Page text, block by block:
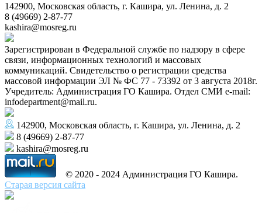
142900, Московская область, г. Кашира, ул. Ленина, д. 2
8 (49669) 2-87-77
kashira@mosreg.ru
Зарегистрирован в Федеральной службе по надзору в сфере
связи, информационных технологий и массовых
коммуникаций. Свидетельство о регистрации средства
массовой информации ЭЛ № ФС 77 - 73392 от 3 августа 2018г.
Учредитель: Администрация ГО Кашира. Отдел СМИ e-mail:
infodepartment@mail.ru.
142900, Московская область, г. Кашира, ул. Ленина, д. 2
8 (49669) 2-87-77
kashira@mosreg.ru
© 2020 - 2024 Администрация ГО Кашира.
Старая версия сайта